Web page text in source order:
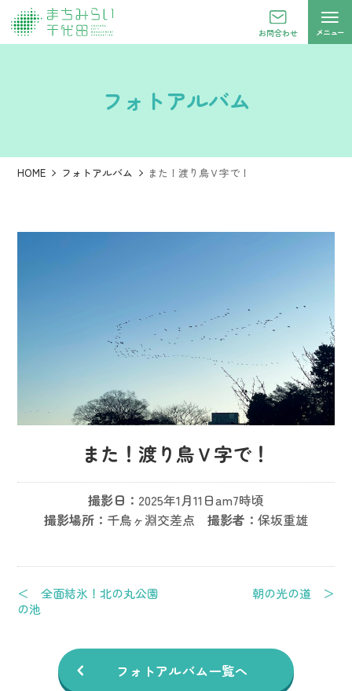
お問合わせ メニュー
フォトアルバム
HOME フォトアルバム また！渡り鳥Ｖ字で！
また！渡り鳥Ｖ字で！
撮影日： 2025年1月11日am7時頃
撮影場所： 千鳥ヶ淵交差点 撮影者： 保坂重雄
＜ 全面結氷！北の丸公園
の池
朝の光の道 ＞
フォトアルバム一覧へ